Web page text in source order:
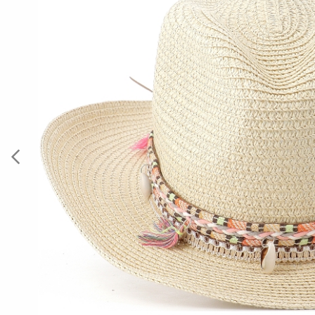
Previous